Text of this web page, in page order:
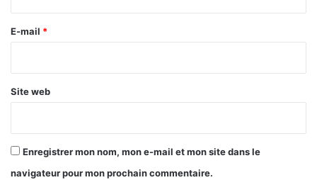
N
r
e
E-mail *
Site web
Enregistrer mon nom, mon e-mail et mon site dans le
navigateur pour mon prochain commentaire.